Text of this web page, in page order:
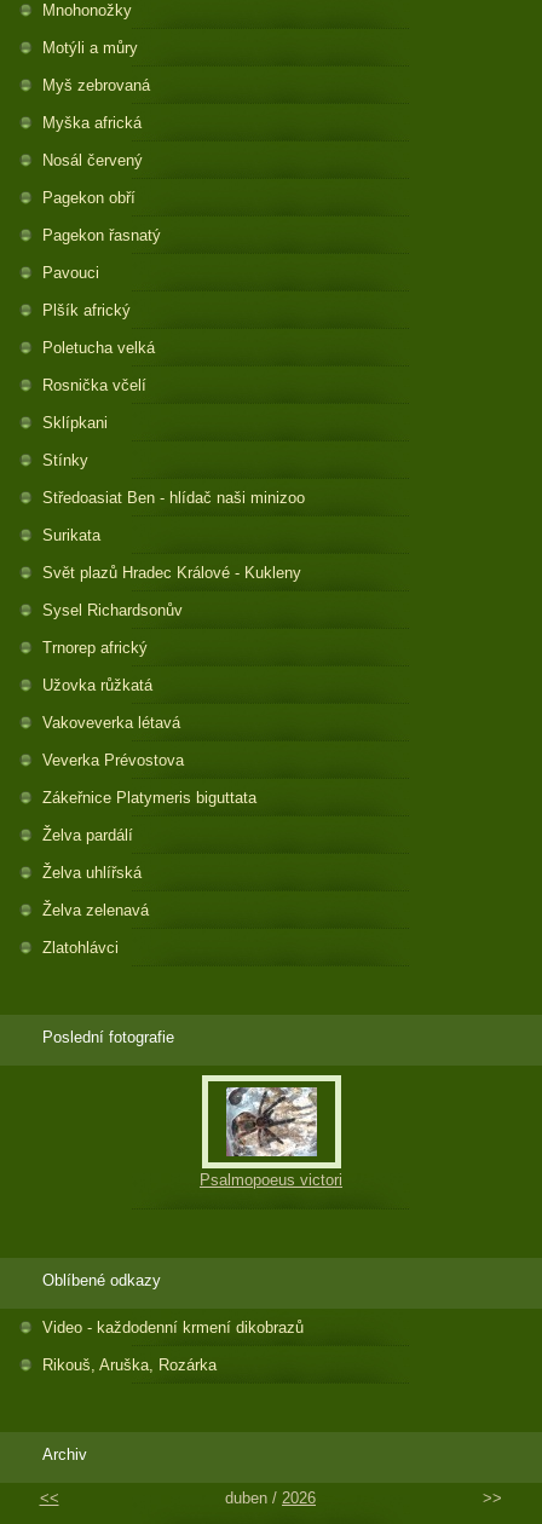
Mnohonožky
Motýli a můry
Myš zebrovaná
Myška africká
Nosál červený
Pagekon obří
Pagekon řasnatý
Pavouci
Plšík africký
Poletucha velká
Rosnička včelí
Sklípkani
Stínky
Středoasiat Ben - hlídač naši minizoo
Surikata
Svět plazů Hradec Králové - Kukleny
Sysel Richardsonův
Trnorep africký
Užovka růžkatá
Vakoveverka létavá
Veverka Prévostova
Zákeřnice Platymeris biguttata
Želva pardálí
Želva uhlířská
Želva zelenavá
Zlatohlávci
Poslední fotografie
Psalmopoeus victori
Oblíbené odkazy
Video - každodenní krmení dikobrazů
Rikouš, Aruška, Rozárka
Archiv
<< duben / 2026 >>